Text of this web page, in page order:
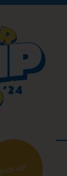
pick up!